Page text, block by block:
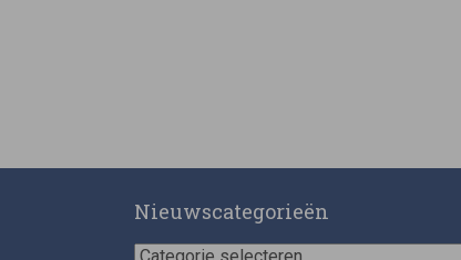
Nieuwscategorieën
Nieuwscategorieën